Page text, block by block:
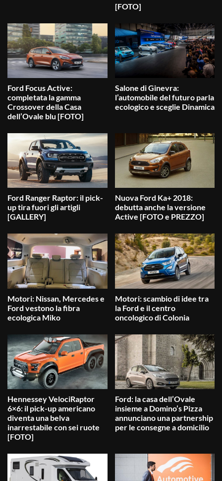
[FOTO]
Ford Focus Active:
completata la gamma
Crossover della Casa
dell’Ovale blu [FOTO]
Salone di Ginevra:
l’automobile del futuro parla
ecologico e sceglie Dinamica
Ford Ranger Raptor: il pick-
up tira fuori gli artigli
[GALLERY]
Nuova Ford Ka+ 2018:
debutta anche la versione
Active [FOTO e PREZZO]
Motori: Nissan, Mercedes e
Ford vestono la fibra
ecologica Miko
Motori: scambio di idee tra
la Ford e il centro
oncologico di Colonia
Hennessey VelociRaptor
6×6: il pick-up americano
diventa una belva
inarrestabile con sei ruote
[FOTO]
Ford: la casa dell’Ovale
insieme a Domino’s Pizza
annunciano una partnership
per le consegne a domicilio